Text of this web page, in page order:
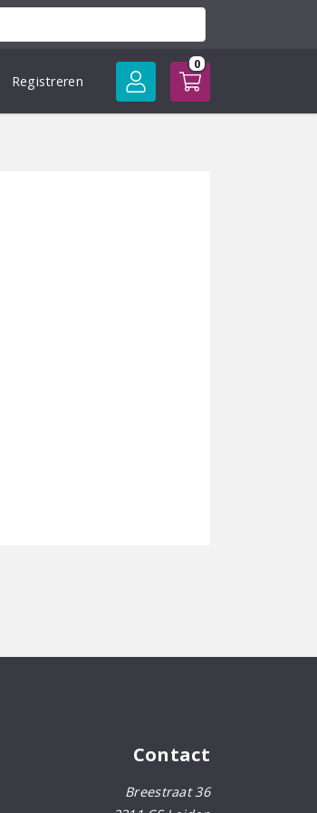
Registreren
0
Contact
Breestraat 36